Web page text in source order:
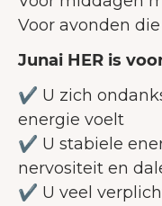
Voor avonden
Junai HER is
✔️ U zich
energie voelt
✔️ U stabiele
nervositeit en
✔️ U veel